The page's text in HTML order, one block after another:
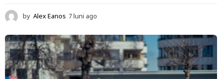
by Alex Eanos 7 luni ago
l
u
n
i
a